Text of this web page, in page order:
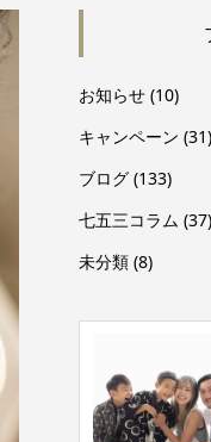
お知らせ (10)
キャンペーン (31)
ブログ (133)
七五三コラム (37)
未分類 (8)